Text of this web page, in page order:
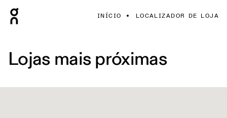
INÍCIO LOCALIZADOR DE LOJA
Lojas mais próximas